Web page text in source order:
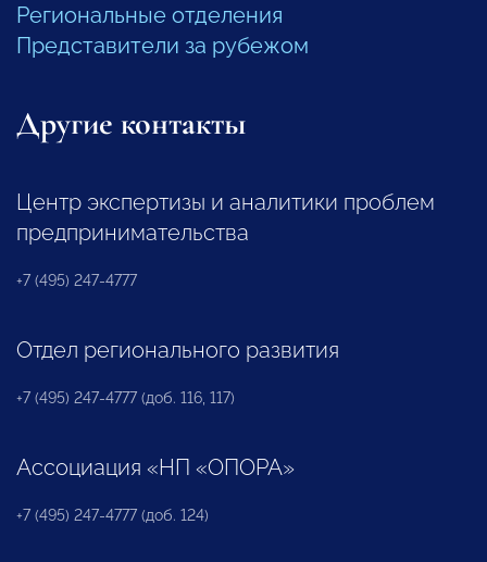
Региональные отделения
Представители за рубежом
Другие контакты
Центр экспертизы и аналитики проблем
предпринимательства
+7 (495) 247-4777
Отдел регионального развития
+7 (495) 247-4777 (доб. 116, 117)
Ассоциация «НП «ОПОРА»
+7 (495) 247-4777 (доб. 124)